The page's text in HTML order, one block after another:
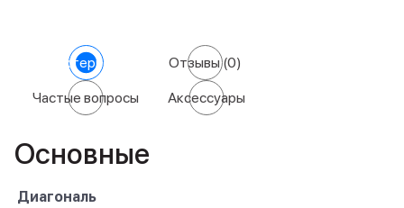
Характеристики Отзывы(0)
Частые вопросы Аксессуары
Основные
Диагональ